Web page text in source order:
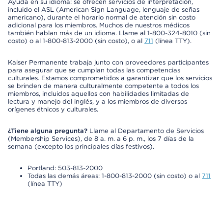
Ayuda en su idioma: se ofrecen servicios de interpretación,
incluido el ASL (American Sign Language, lenguaje de señas
americano), durante el horario normal de atención sin costo
adicional para los miembros. Muchos de nuestros médicos
también hablan más de un idioma. Llame al 1-800-324-8010 (sin
costo) o al 1-800-813-2000 (sin costo), o al 711 (línea TTY).
Kaiser Permanente trabaja junto con proveedores participantes
para asegurar que se cumplan todas las competencias
culturales. Estamos comprometidos a garantizar que los servicios
se brinden de manera culturalmente competente a todos los
miembros, incluidos aquellos con habilidades limitadas de
lectura y manejo del inglés, y a los miembros de diversos
orígenes étnicos y culturales.
¿Tiene alguna pregunta? Llame al Departamento de Servicios
(Membership Services), de 8 a. m. a 6 p. m., los 7 días de la
semana (excepto los principales días festivos).
Portland: 503-813-2000
Todas las demás áreas: 1-800-813-2000 (sin costo) o al 711
(línea TTY)